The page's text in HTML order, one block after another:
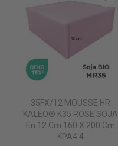
35FX/12 MOUSSE HR
KALEO® K35 ROSE SOJA
En 12 Cm 160 X 200 Cm
KPA4.4